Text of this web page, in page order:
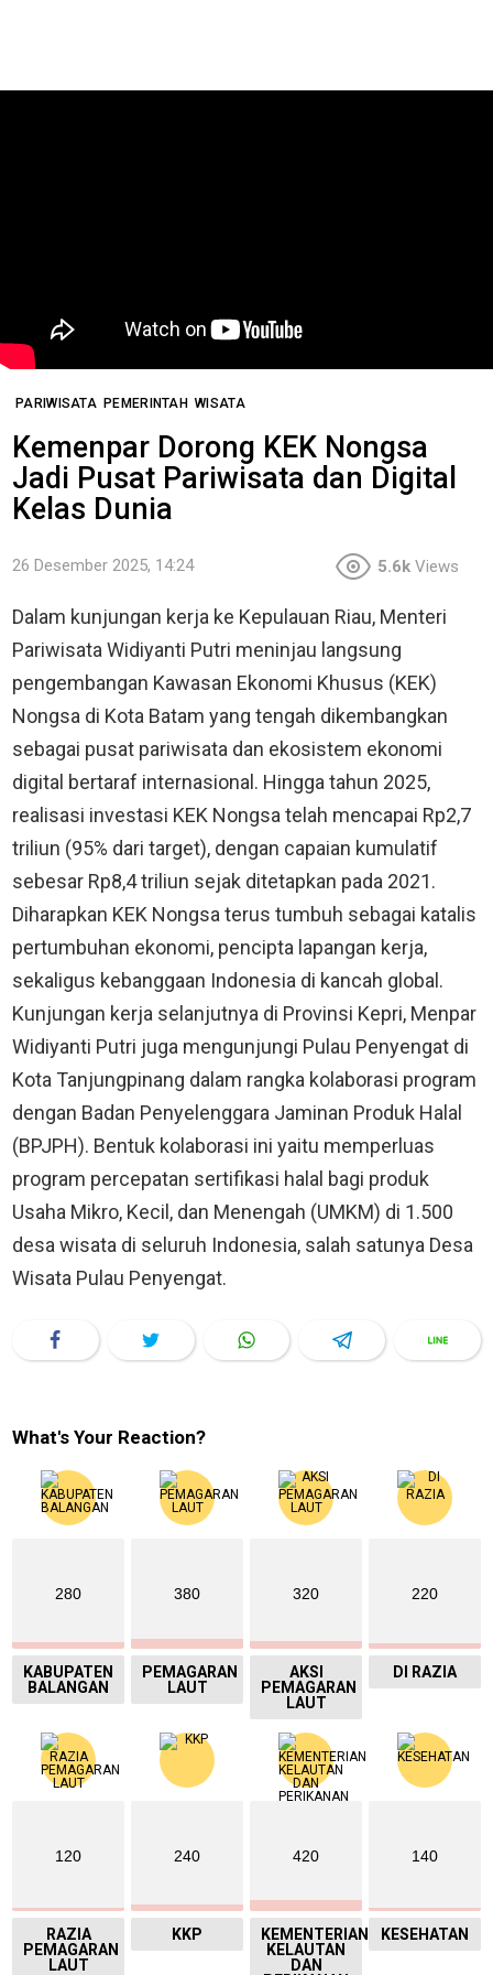
PARIWISATA PEMERINTAH WISATA
Kemenpar Dorong KEK Nongsa
Jadi Pusat Pariwisata dan Digital
Kelas Dunia
26 Desember 2025, 14:24 5.6k Views
Dalam kunjungan kerja ke Kepulauan Riau, Menteri
Pariwisata Widiyanti Putri meninjau langsung
pengembangan Kawasan Ekonomi Khusus (KEK)
Nongsa di Kota Batam yang tengah dikembangkan
sebagai pusat pariwisata dan ekosistem ekonomi
digital bertaraf internasional. Hingga tahun 2025,
realisasi investasi KEK Nongsa telah mencapai Rp2,7
triliun (95% dari target), dengan capaian kumulatif
sebesar Rp8,4 triliun sejak ditetapkan pada 2021.
Diharapkan KEK Nongsa terus tumbuh sebagai katalis
pertumbuhan ekonomi, pencipta lapangan kerja,
sekaligus kebanggaan Indonesia di kancah global.
Kunjungan kerja selanjutnya di Provinsi Kepri, Menpar
Widiyanti Putri juga mengunjungi Pulau Penyengat di
Kota Tanjungpinang dalam rangka kolaborasi program
dengan Badan Penyelenggara Jaminan Produk Halal
(BPJPH). Bentuk kolaborasi ini yaitu memperluas
program percepatan sertifikasi halal bagi produk
Usaha Mikro, Kecil, dan Menengah (UMKM) di 1.500
desa wisata di seluruh Indonesia, salah satunya Desa
Wisata Pulau Penyengat.
What's Your Reaction?
280
KABUPATEN
BALANGAN
380
PEMAGARAN
LAUT
320
AKSI
PEMAGARAN
LAUT
220
DI RAZIA
120
RAZIA
PEMAGARAN
LAUT
240
KKP
420
KEMENTERIAN
KELAUTAN
DAN
140
KESEHATAN